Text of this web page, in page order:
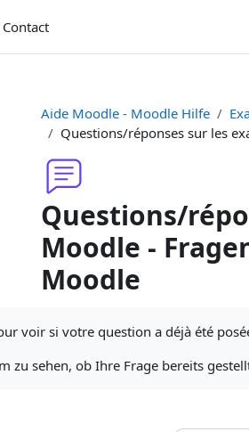
Contact
Aide Moodle - Moodle Hilfe
Questions/réponses sur les
Questions/
Moodle -
Moodle
voir si votre question a déjà été
zu sehen, ob Ihre Frage bereits